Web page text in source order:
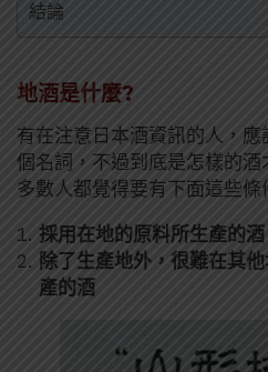
結論
地酒是什麼?
有在注意日本酒資訊的人，應
個名詞，不過到底是怎樣的
多數人都覺得要有下面這些
採用在地的原料所生產的酒
除了生產地外，很難在其
產的酒